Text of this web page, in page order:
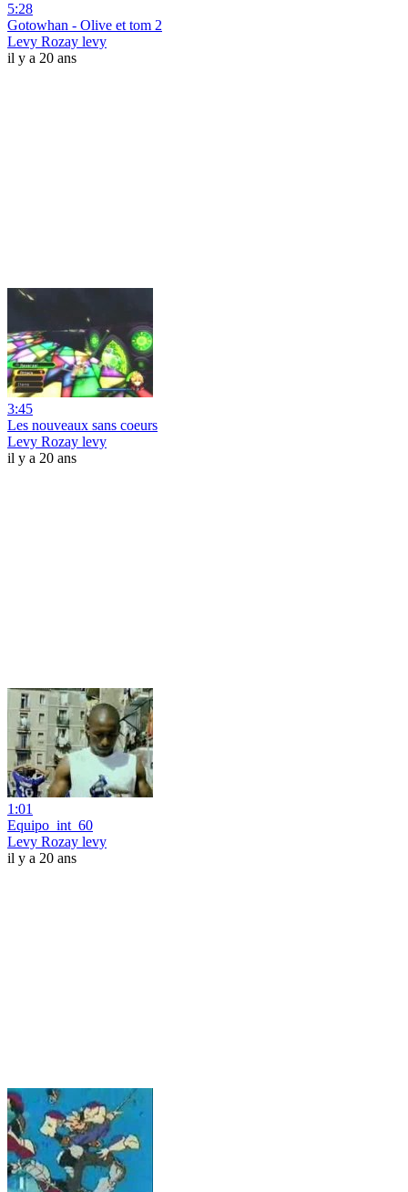
5:28
Gotowhan - Olive et tom 2
Levy Rozay levy
il y a 20 ans
3:45
Les nouveaux sans coeurs
Levy Rozay levy
il y a 20 ans
1:01
Equipo_int_60
Levy Rozay levy
il y a 20 ans